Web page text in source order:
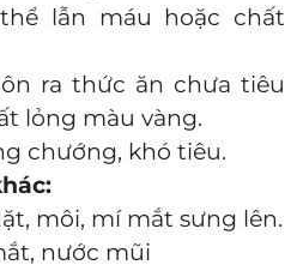
lẫn máu hoặc chất
ra thức ăn chưa tiêu
lỏng màu vàng.
chướng, khó tiêu.
môi, mí mắt sưng lên.
nước mũi